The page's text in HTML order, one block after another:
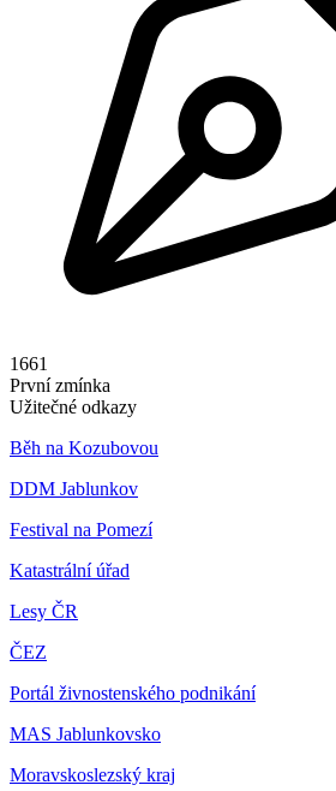
1661
První zmínka
Užitečné odkazy
Běh na Kozubovou
DDM Jablunkov
Festival na Pomezí
Katastrální úřad
Lesy ČR
ČEZ
Portál živnostenského podnikání
MAS Jablunkovsko
Moravskoslezský kraj